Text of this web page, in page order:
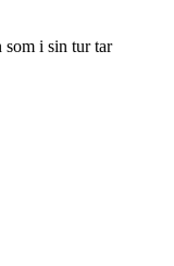
i sin tur tar